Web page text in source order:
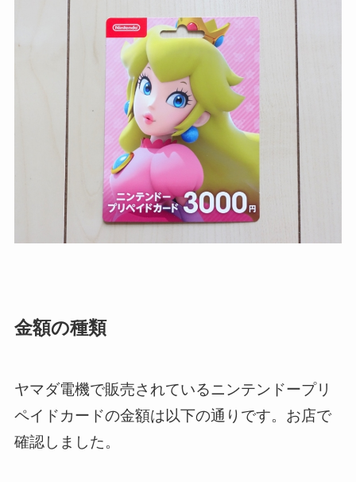
金額の種類
ヤマダ電機で販売されているニンテンドープリ
ペイドカードの金額は以下の通りです。お店で
確認しました。